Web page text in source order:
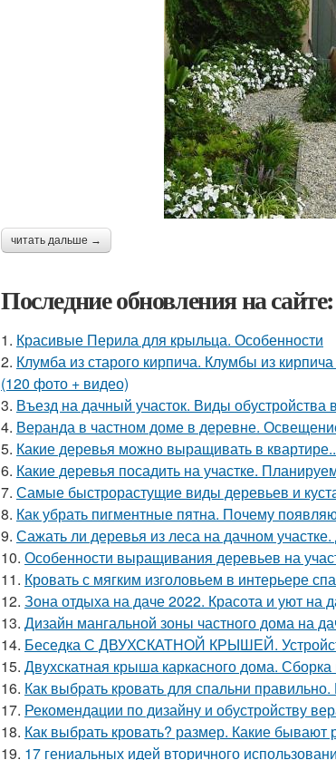
читать дальше →
Последние обновления на сайте:
1. Красивые Перила для крыльца. Особенности
2. Клумба из старого кирпича. Клумбы из
(120 фото + видео)
3. Въезд на дачный участок. Виды обустройства
4. Веранда в частном доме в деревне.
5. Какие деревья можно выращивать в
6. Какие деревья посадить на участке.
7. Самые быстрорастущие виды деревьев и
8. Как убрать пигментные пятна. Почему
9. Сажать ли деревья из леса на дачном
10. Особенности выращивания деревьев на
11. Кровать с мягким изголовьем в интерьере
12. Зона отдыха на даче 2022. Красота и уют на
13. Дизайн мангальной зоны частного дома на
14. Беседка С ДВУХСКАТНОЙ КРЫШЕЙ.
15. Двухскатная крыша каркасного дома.
16. Как выбрать кровать для спальни
17. Рекомендации по дизайну и обустройству
18. Как выбрать кровать? размер. Какие бывают
19. 17 гениальных идей вторичного